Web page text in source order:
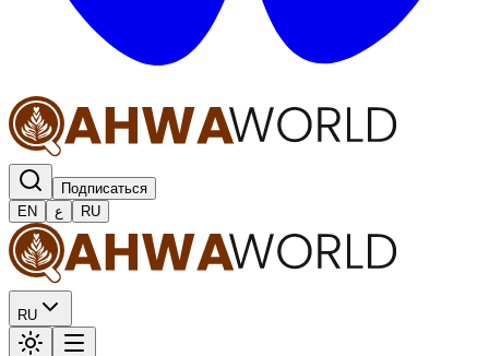
Подписаться
EN
ع RU
RU